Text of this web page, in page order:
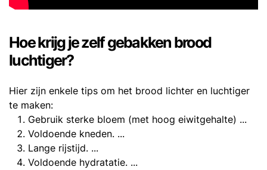
Hoe krijg je zelf gebakken brood
luchtiger?
Hier zijn enkele tips om het brood lichter en luchtiger
te maken:
Gebruik sterke bloem (met hoog eiwitgehalte) ...
Voldoende kneden. ...
Lange rijstijd. ...
Voldoende hydratatie. ...